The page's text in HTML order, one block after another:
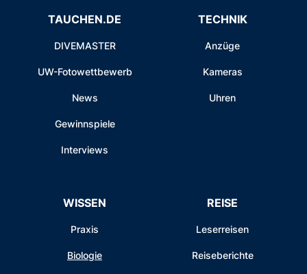
TAUCHEN.DE
DIVEMASTER
UW-Fotowettbewerb
News
Gewinnspiele
Interviews
TECHNIK
Anzüge
Kameras
Uhren
WISSEN
Praxis
Biologie
REISE
Leserreisen
Reiseberichte